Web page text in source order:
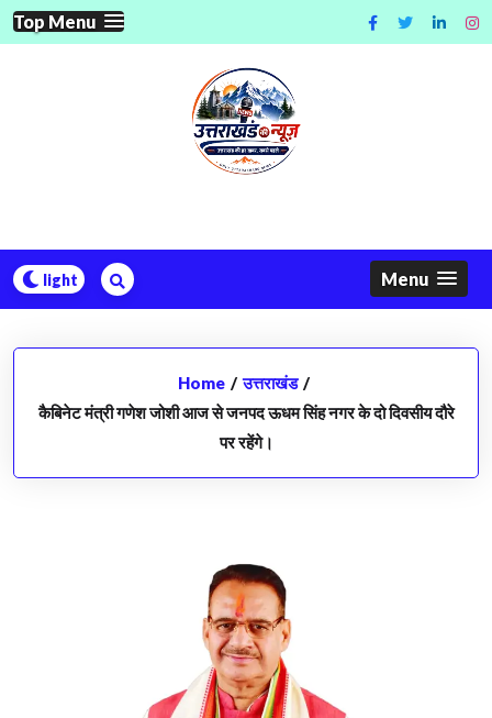
Skip
to
Top Menu
Menu
Home / उत्तराखंड /
कैबिनेट मंत्री गणेश जोशी आज से जनपद ऊधम सिंह नगर के दो दिवसीय दौरे
पर रहेंगे।